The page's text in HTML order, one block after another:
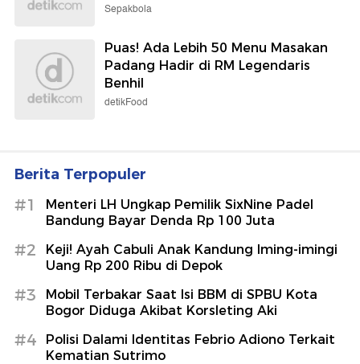
Sepakbola
Puas! Ada Lebih 50 Menu Masakan
Padang Hadir di RM Legendaris
Benhil
detikFood
Berita Terpopuler
#1
Menteri LH Ungkap Pemilik SixNine Padel
Bandung Bayar Denda Rp 100 Juta
#2
Keji! Ayah Cabuli Anak Kandung Iming-imingi
Uang Rp 200 Ribu di Depok
#3
Mobil Terbakar Saat Isi BBM di SPBU Kota
Bogor Diduga Akibat Korsleting Aki
#4
Polisi Dalami Identitas Febrio Adiono Terkait
Kematian Sutrimo